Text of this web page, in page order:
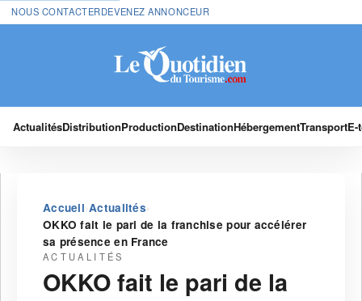
NOUS CONTACTERDEVENEZ ANNONCEUR
ActualitésDistributionProductionDestinationHébergementTransport
Accueil›Actualités›
OKKO fait le pari de la franchise pour accélérer
sa présence en France
ACTUALITÉS
OKKO fait le pari de la